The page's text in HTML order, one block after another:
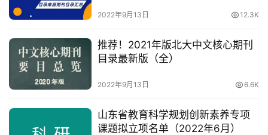
资
源
问
登录
2022年9月13日 12.3K
推荐！2021年版北大中文核心期刊
目录最新版（全）
2022年9月13日 6.6K
山东省教育科学规划创新素养专项
课题拟立项名单（2022年6月）